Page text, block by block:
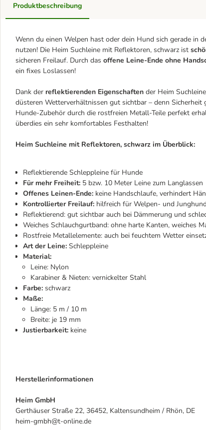
Produktbeschreibung
Wenn du einen Welpen hast oder dein Hund sich gerade in
nutzen! Die Heim Suchleine mit Reflektoren, schwarz ist
sicheren Freilauf. Durch das offene Leine-Ende ohne
ein fixes Loslassen!
Dank der reflektierenden Eigenschaften der Heim
düsteren Wetterverhältnissen gut sichtbar – denn
Hunde-Zubehör durch die rostfreien Metall-Teile perfekt
überdies ein sehr komfortables Festhalten!
Heim Suchleine mit Reflektoren, schwarz im Überblick:
Reflektierende Schleppleine für Hunde
Für mehr Freiheit: 5 bzw. 10 Meter Leine zum Langlassen
Offenes Leinen-Ende: keine Handschlaufe, verhindert
Kontrollierter Freilauf: hilfreich für Welpen- und
Reflektierend: gut sichtbar auch bei Dämmerung und
Weiches Schlauchgurtband: ohne harte Kanten, weiches
Rostfreie Metallelemente: auch bei feuchtem Wetter
Art der Leine: Schleppleine
Material:
Leine: Nylon
Karabiner & Nieten: vernickelter Stahl
Farbe: schwarz
Maße:
Länge: 5 m / 10 m
Breite: je 19 mm
Justierbarkeit: keine
Herstellerinformationen
Heim GmbH
Gerthäuser Straße 22, 36452, Kaltensundheim / Rhön, DE
heim-gmbh@t-online.de